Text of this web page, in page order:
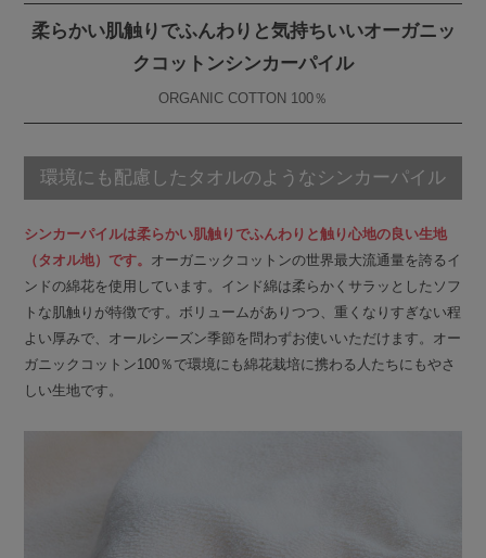
柔らかい肌触りでふんわりと気持ちいいオーガニッ
クコットンシンカーパイル
ORGANIC COTTON 100％
環境にも配慮したタオルのようなシンカーパイル
シンカーパイルは柔らかい肌触りでふんわりと触り心地の良い生地
（タオル地）です。 オーガニックコットンの世界最大流通量を誇るイ
ンドの綿花を使用しています。インド綿は柔らかくサラッとしたソフ
トな肌触りが特徴です。ボリュームがありつつ、重くなりすぎない程
よい厚みで、オールシーズン季節を問わずお使いいただけます。オー
ガニックコットン100％で環境にも綿花栽培に携わる人たちにもやさ
しい生地です。